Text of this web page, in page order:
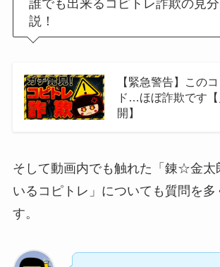
誰でも出来るコピトレ詐欺の見
説！
【緊急警告】この
ド…ほぼ詐欺です
開】
そして動画内でも触れた「錬☆金太
いるコピトレ」についても質問を多
す。